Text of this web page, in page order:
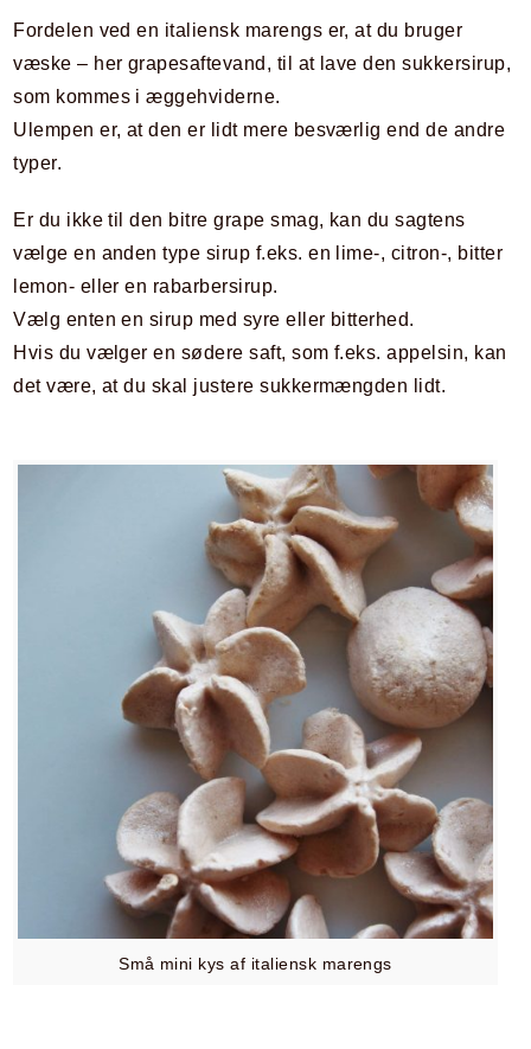
Fordelen ved en italiensk marengs er, at du bruger
væske – her grapesaftevand, til at lave den sukkersirup,
som kommes i æggehviderne.
Ulempen er, at den er lidt mere besværlig end de andre
typer.
Er du ikke til den bitre grape smag, kan du sagtens
vælge en anden type sirup f.eks. en lime-, citron-, bitter
lemon- eller en rabarbersirup.
Vælg enten en sirup med syre eller bitterhed.
Hvis du vælger en sødere saft, som f.eks. appelsin, kan
det være, at du skal justere sukkermængden lidt.
Små mini kys af italiensk marengs